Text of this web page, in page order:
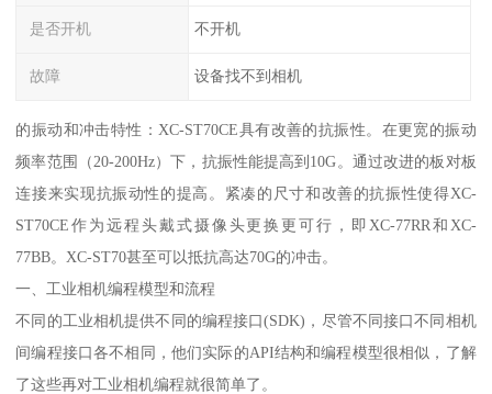
是否开机 不开机
故障 设备找不到相机
的振动和冲击特性：XC-ST70CE具有改善的抗振性。在更宽的振动
频率范围（20-200Hz）下，抗振性能提高到10G。通过改进的板对板
连接来实现抗振动性的提高。紧凑的尺寸和改善的抗振性使得XC-
ST70CE作为远程头戴式摄像头更换更可行，即XC-77RR和XC-
77BB。XC-ST70甚至可以抵抗高达70G的冲击。
一、工业相机编程模型和流程
不同的工业相机提供不同的编程接口(SDK)，尽管不同接口不同相机
间编程接口各不相同，他们实际的API结构和编程模型很相似，了解
了这些再对工业相机编程就很简单了。